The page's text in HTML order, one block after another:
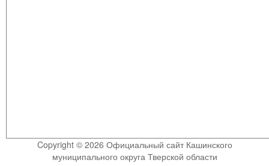
Copyright © 2026 Официальный сайт Кашинского
муниципального округа Тверской области